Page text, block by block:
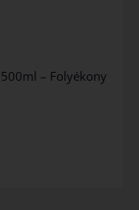
– Folyékony